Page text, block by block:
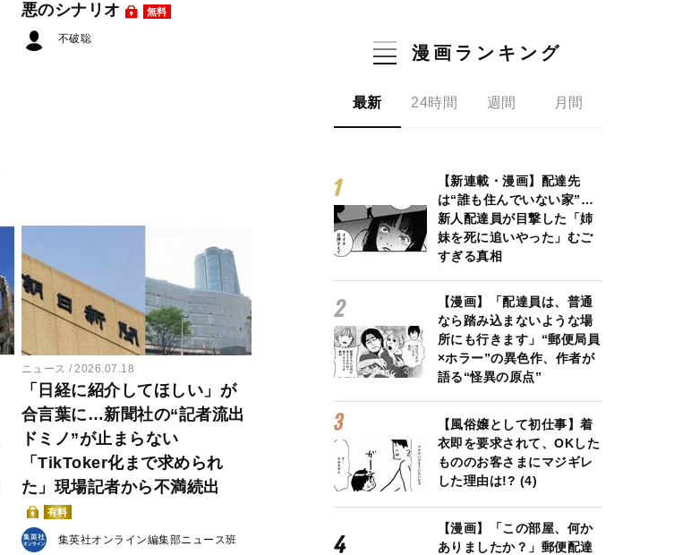
悪のシナリオ
無料
不破聡
ニュース 2026.07.18
「日経に紹介してほしい」が
合言葉に…新聞社の“記者流出
ドミノ”が止まらない
「TikToker化まで求められ
た」現場記者から不満続出
有料
集英社オンライン編集部ニュース班
漫画ランキング
最新 24時間 週間 月間
【新連載・漫画】配達先
は“誰も住んでいない家”…
新人配達員が目撃した「姉
妹を死に追いやった」むご
すぎる真相
【漫画】「配達員は、普通
なら踏み込まないような場
所にも行きます」“郵便局員
×ホラー”の異色作、作者が
語る“怪異の原点”
【風俗嬢として初仕事】着
衣即を要求されて、OKした
もののお客さまにマジギレ
した理由は!? (4)
【漫画】「この部屋、何か
ありましたか？」郵便配達